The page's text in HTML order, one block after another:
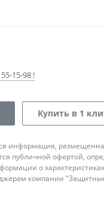
15-98 !
Купить в 1
информация,
публичной офертой,
о
компании